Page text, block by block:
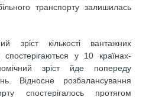
транспорту залишилась
зріст кількості вантажних
у 10 країнах-
зріст йде попереду
Відносне розбалансування
спостерігалось протягом